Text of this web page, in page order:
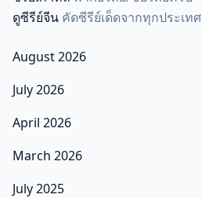
ดูซีรีย์จีน คัดซีรีย์เด็ดจากทุกประเทศ
August 2026
July 2026
April 2026
March 2026
July 2025